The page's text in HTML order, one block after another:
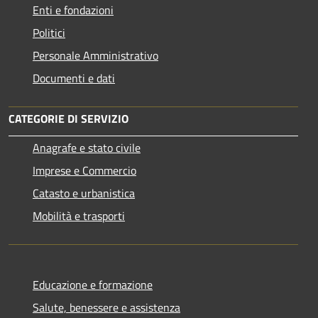
Enti e fondazioni
Politici
Personale Amministrativo
Documenti e dati
CATEGORIE DI SERVIZIO
Anagrafe e stato civile
Imprese e Commercio
Catasto e urbanistica
Mobilità e trasporti
Educazione e formazione
Salute, benessere e assistenza